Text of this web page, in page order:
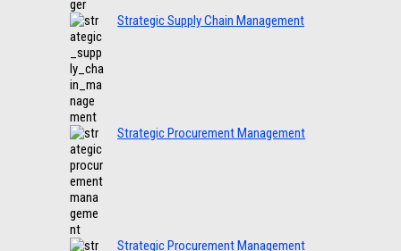
Strategic Supply Chain Management
Strategic Procurement Management
Strategic Procurement Management